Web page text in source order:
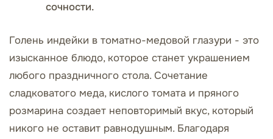
сочности.
Голень индейки в томатно-медовой глазури - это
изысканное блюдо, которое станет украшением
любого праздничного стола. Сочетание
сладковатого меда, кислого томата и пряного
розмарина создает неповторимый вкус, который
никого не оставит равнодушным. Благодаря